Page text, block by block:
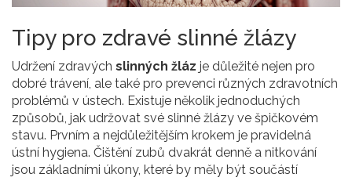
Tipy pro zdravé slinné žlázy
Udržení zdravých slinných žláz je důležité nejen pro
dobré trávení, ale také pro prevenci různých zdravotních
problémů v ústech. Existuje několik jednoduchých
způsobů, jak udržovat své slinné žlázy ve špičkovém
stavu. Prvním a nejdůležitějším krokem je pravidelná
ústní hygiena. Čištění zubů dvakrát denně a nitkování
jsou základními úkony, které by měly být součástí